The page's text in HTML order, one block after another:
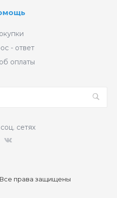
- ответ
оплаты
сетях
права защищены